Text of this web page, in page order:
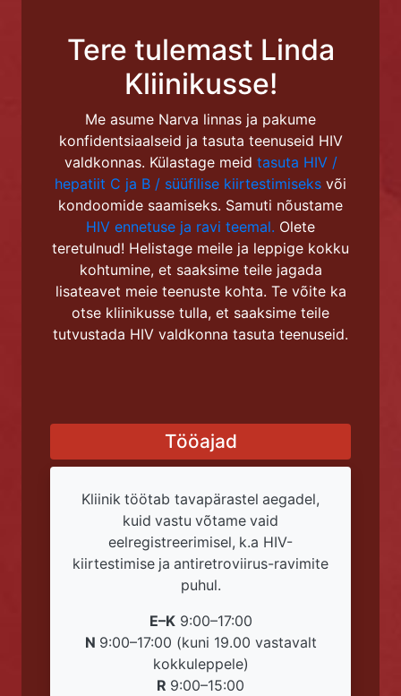
Tere tulemast Linda
Kliinikusse!
Me asume Narva linnas ja pakume
konfidentsiaalseid ja tasuta teenuseid HIV
valdkonnas. Külastage meid tasuta HIV /
hepatiit C ja B / süüfilise kiirtestimiseks või
kondoomide saamiseks. Samuti nõustame
HIV ennetuse ja ravi teemal. Olete
teretulnud! Helistage meile ja leppige kokku
kohtumine, et saaksime teile jagada
lisateavet meie teenuste kohta. Te võite ka
otse kliinikusse tulla, et saaksime teile
tutvustada HIV valdkonna tasuta teenuseid.
Tööajad
Kliinik töötab tavapärastel aegadel,
kuid vastu võtame vaid
eelregistreerimisel, k.a HIV-
kiirtestimise ja antiretroviirus-ravimite
puhul.
E–K9:00–17:00
N 9:00–17:00 (kuni 19.00 vastavalt
kokkuleppele)
R 9:00–15:00